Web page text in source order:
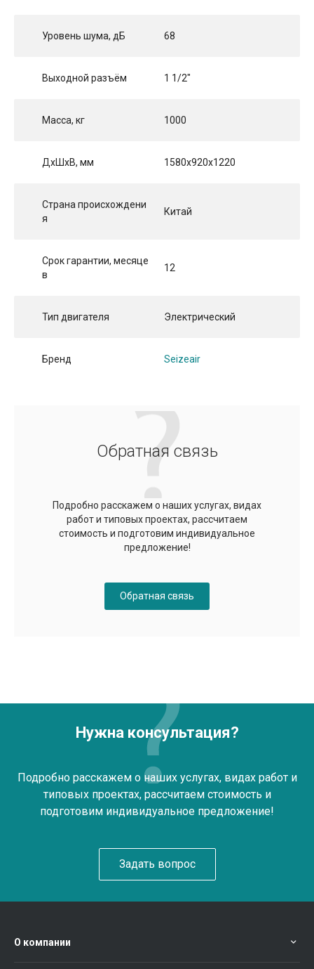
Уровень шума, дБ 68
Выходной разъём 1 1/2"
Масса, кг 1000
ДхШхВ, мм 1580x920x1220
Страна происхождени
я
Китай
Срок гарантии, месяце
в
12
Тип двигателя Электрический
Бренд Seizeair
Обратная связь
Подробно расскажем о наших услугах, видах
работ и типовых проектах, рассчитаем
стоимость и подготовим индивидуальное
предложение!
Обратная связь
Нужна консультация?
Подробно расскажем о наших услугах, видах работ и
типовых проектах, рассчитаем стоимость и
подготовим индивидуальное предложение!
Задать вопрос
О компании